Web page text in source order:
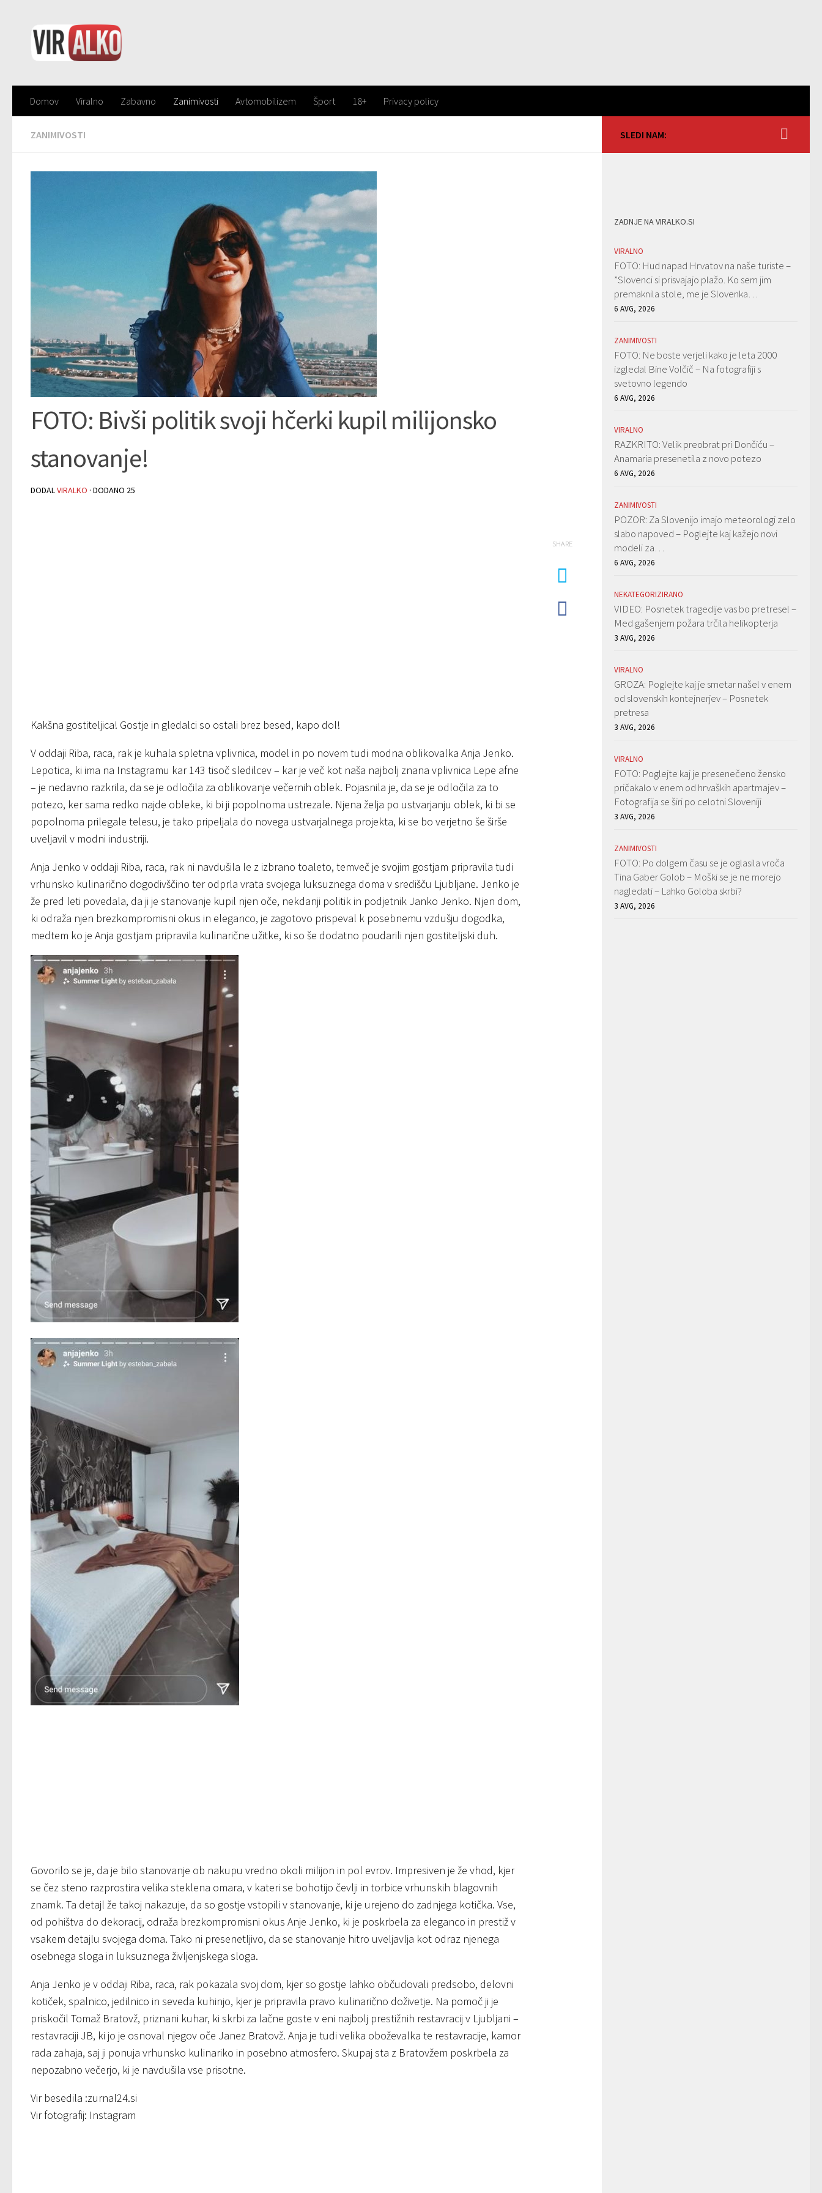
Domov Viralno Zabavno Zanimivosti Avtomobilizem Šport 18+ Privacy policy
ZANIMIVOSTI
FOTO: Bivši politik svoji hčerki kupil milijonsko
stanovanje!
DODALVIRALKO · DODANO 25
Kakšna gostiteljica! Gostje in gledalci so ostali brez besed, kapo dol!
V oddaji Riba, raca, rak je kuhala spletna vplivnica, model in po novem tudi modna oblikovalka Anja Jenko.
Lepotica, ki ima na Instagramu kar 143 tisoč sledilcev – kar je več kot naša najbolj znana vplivnica Lepe afne
– je nedavno razkrila, da se je odločila za oblikovanje večernih oblek. Pojasnila je, da se je odločila za to
potezo, ker sama redko najde obleke, ki bi ji popolnoma ustrezale. Njena želja po ustvarjanju oblek, ki bi se
popolnoma prilegale telesu, je tako pripeljala do novega ustvarjalnega projekta, ki se bo verjetno še širše
uveljavil v modni industriji.
Anja Jenko v oddaji Riba, raca, rak ni navdušila le z izbrano toaleto, temveč je svojim gostjam pripravila tudi
vrhunsko kulinarično dogodivščino ter odprla vrata svojega luksuznega doma v središču Ljubljane. Jenko je
že pred leti povedala, da ji je stanovanje kupil njen oče, nekdanji politik in podjetnik Janko Jenko. Njen dom,
ki odraža njen brezkompromisni okus in eleganco, je zagotovo prispeval k posebnemu vzdušju dogodka,
medtem ko je Anja gostjam pripravila kulinarične užitke, ki so še dodatno poudarili njen gostiteljski duh.
Govorilo se je, da je bilo stanovanje ob nakupu vredno okoli milijon in pol evrov. Impresiven je že vhod, kjer
se čez steno razprostira velika steklena omara, v kateri se bohotijo čevlji in torbice vrhunskih blagovnih
znamk. Ta detajl že takoj nakazuje, da so gostje vstopili v stanovanje, ki je urejeno do zadnjega kotička. Vse,
od pohištva do dekoracij, odraža brezkompromisni okus Anje Jenko, ki je poskrbela za eleganco in prestiž v
vsakem detajlu svojega doma. Tako ni presenetljivo, da se stanovanje hitro uveljavlja kot odraz njenega
osebnega sloga in luksuznega življenjskega sloga.
Anja Jenko je v oddaji Riba, raca, rak pokazala svoj dom, kjer so gostje lahko občudovali predsobo, delovni
kotiček, spalnico, jedilnico in seveda kuhinjo, kjer je pripravila pravo kulinarično doživetje. Na pomoč ji je
priskočil Tomaž Bratovž, priznani kuhar, ki skrbi za lačne goste v eni najbolj prestižnih restavracij v Ljubljani –
restavraciji JB, ki jo je osnoval njegov oče Janez Bratovž. Anja je tudi velika oboževalka te restavracije, kamor
rada zahaja, saj ji ponuja vrhunsko kulinariko in posebno atmosfero. Skupaj sta z Bratovžem poskrbela za
nepozabno večerjo, ki je navdušila vse prisotne.
Vir besedila :zurnal24.si
Vir fotografij: Instagram
SHARE
SLEDI NAM:
ZADNJE NA VIRALKO.SI
VIRALNO
FOTO: Hud napad Hrvatov na naše turiste –
”Slovenci si prisvajajo plažo. Ko sem jim
premaknila stole, me je Slovenka…
6 AVG, 2026
ZANIMIVOSTI
FOTO: Ne boste verjeli kako je leta 2000
izgledal Bine Volčič – Na fotografiji s
svetovno legendo
6 AVG, 2026
VIRALNO
RAZKRITO: Velik preobrat pri Dončiću –
Anamaria presenetila z novo potezo
6 AVG, 2026
ZANIMIVOSTI
POZOR: Za Slovenijo imajo meteorologi zelo
slabo napoved – Poglejte kaj kažejo novi
modeli za…
6 AVG, 2026
NEKATEGORIZIRANO
VIDEO: Posnetek tragedije vas bo pretresel –
Med gašenjem požara trčila helikopterja
3 AVG, 2026
VIRALNO
GROZA: Poglejte kaj je smetar našel v enem
od slovenskih kontejnerjev – Posnetek
pretresa
3 AVG, 2026
VIRALNO
FOTO: Poglejte kaj je presenečeno žensko
pričakalo v enem od hrvaških apartmajev –
Fotografija se širi po celotni Sloveniji
3 AVG, 2026
ZANIMIVOSTI
FOTO: Po dolgem času se je oglasila vroča
Tina Gaber Golob – Moški se je ne morejo
nagledati – Lahko Goloba skrbi?
3 AVG, 2026